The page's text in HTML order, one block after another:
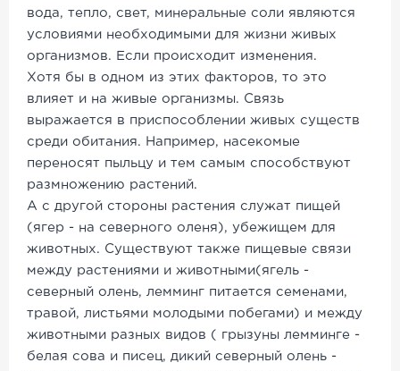
вода, тепло, свет, минеральные соли являются
условиями необходимыми для жизни живых
организмов. Если происходит изменения.
Хотя бы в одном из этих факторов, то это
влияет и на живые организмы. Связь
выражается в приспособлении живых существ
среди обитания. Например, насекомые
переносят пыльцу и тем самым способствуют
размножению растений.
А с другой стороны растения служат пищей
(ягер - на северного оленя), убежищем для
животных. Существуют также пищевые связи
между растениями и животными(ягель -
северный олень, лемминг питается семенами,
травой, листьями молодыми побегами) и между
животными разных видов ( грызуны лемминге -
белая сова и писец, дикий северный олень -